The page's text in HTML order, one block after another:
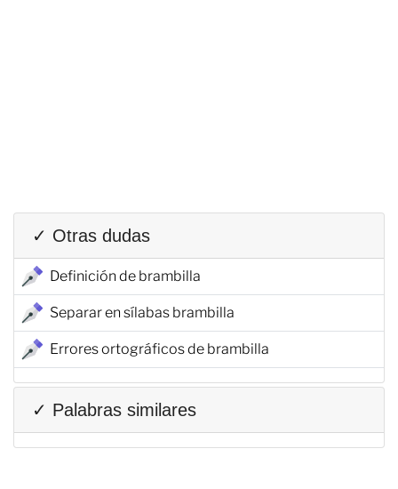
✓ Otras dudas
Definición de brambilla
Separar en sílabas brambilla
Errores ortográficos de brambilla
✓ Palabras similares